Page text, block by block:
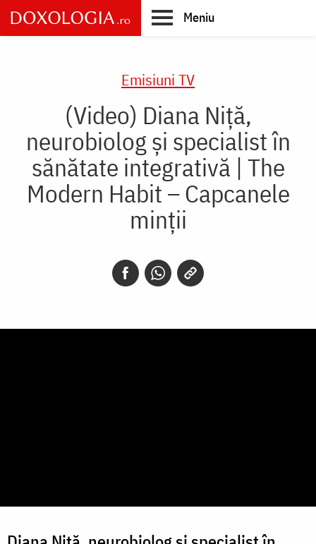
Skip
to
main
Meniu
Emisiuni TV
(Video) Diana Niță,
neurobiolog și specialist în
sănătate integrativă | The
Modern Habit – Capcanele
minții